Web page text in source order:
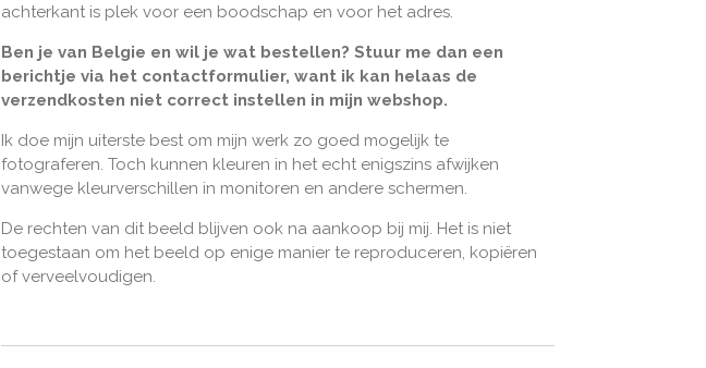
achterkant is plek voor een boodschap en voor het adres.
Ben je van Belgie en wil je wat bestellen? Stuur me dan een
berichtje via het contactformulier, want ik kan helaas de
verzendkosten niet correct instellen in mijn webshop.
Ik doe mijn uiterste best om mijn werk zo goed mogelijk te
fotograferen. Toch kunnen kleuren in het echt enigszins afwijken
vanwege kleurverschillen in monitoren en andere schermen.
De rechten van dit beeld blijven ook na aankoop bij mij. Het is niet
toegestaan om het beeld op enige manier te reproduceren, kopiëren
of verveelvoudigen.